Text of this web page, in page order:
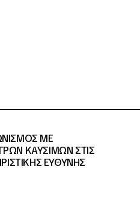
ΜΕ
ΚΑΥΣΙΜΩΝ ΣΤΙΣ
ΕΥΘΥΝΗΣ